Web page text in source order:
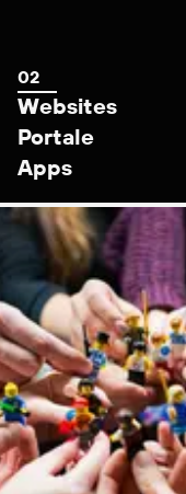
Websites
Portale
Apps